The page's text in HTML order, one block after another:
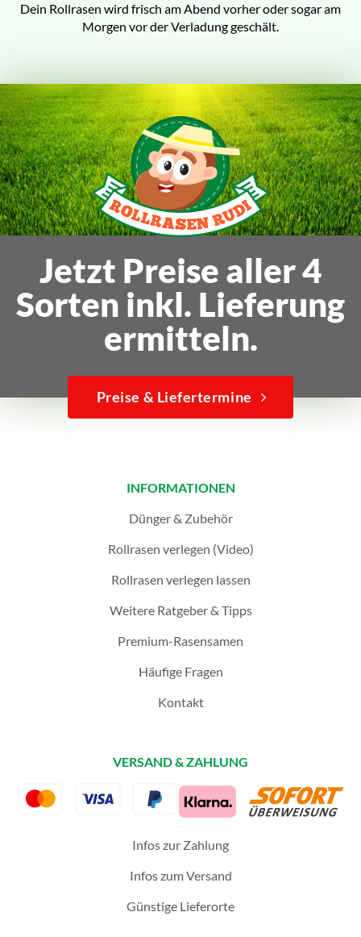
Dein Rollrasen wird frisch am Abend vorher oder sogar am
Morgen vor der Verladung geschält.
Jetzt Preise aller 4
Sorten inkl. Lieferung
ermitteln.
Preise & Liefertermine
INFORMATIONEN
Dünger & Zubehör
Rollrasen verlegen (Video)
Rollrasen verlegen lassen
Weitere Ratgeber & Tipps
Premium-Rasensamen
Häufige Fragen
Kontakt
VERSAND & ZAHLUNG
Infos zur Zahlung
Infos zum Versand
Günstige Lieferorte